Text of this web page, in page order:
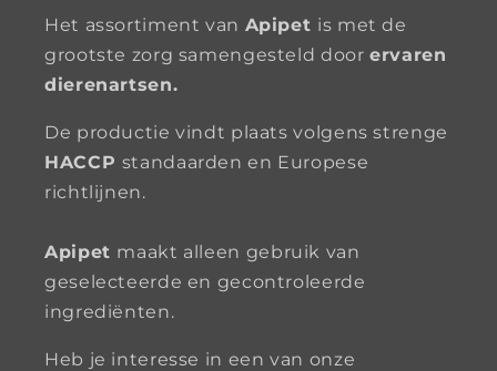
Het assortiment van Apipet is met de
grootste zorg samengesteld doorervaren
dierenartsen.
De productie vindt plaats volgens strenge
HACCP standaarden en Europese
richtlijnen.
Apipet maakt alleen gebruik van
geselecteerde en gecontroleerde
ingrediënten.
Heb je interesse in een van onze